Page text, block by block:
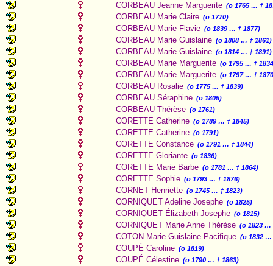
CORBEAU Jeanne Marguerite (o 1765 … †
CORBEAU Marie Claire (o 1770)
CORBEAU Marie Flavie (o 1839 … † 1877)
CORBEAU Marie Guislaine (o 1808 … † 1861)
CORBEAU Marie Guislaine (o 1814 … † 1891)
CORBEAU Marie Marguerite (o 1795 … †
CORBEAU Marie Marguerite (o 1797 … †
CORBEAU Rosalie (o 1775 … † 1839)
CORBEAU Séraphine (o 1805)
CORBEAU Thérèse (o 1761)
CORETTE Catherine (o 1789 … † 1845)
CORETTE Catherine (o 1791)
CORETTE Constance (o 1791 … † 1844)
CORETTE Gloriante (o 1836)
CORETTE Marie Barbe (o 1781 … † 1864)
CORETTE Sophie (o 1793 … † 1876)
CORNET Henriette (o 1745 … † 1823)
CORNIQUET Adeline Josephe (o 1825)
CORNIQUET Élizabeth Josephe (o 1815)
CORNIQUET Marie Anne Thérèse (o 1823 …
COTON Marie Guislaine Pacifique (o 1832 …
COUPÉ Caroline (o 1819)
COUPÉ Célestine (o 1790 … † 1863)